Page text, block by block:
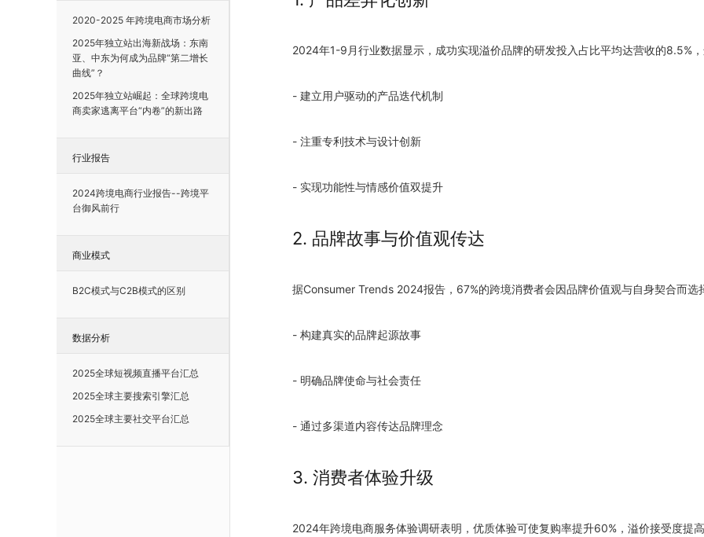
2020-2025 年跨境电商市场分析
2025年独立站出海新战场：东南
亚、中东为何成为品牌“第二增长
曲线”？
2025年独立站崛起：全球跨境电
商卖家逃离平台“内卷”的新出路
行业报告
2024跨境电商行业报告--跨境平
台御风前行
商业模式
B2C模式与C2B模式的区别
数据分析
2025全球短视频直播平台汇总
2025全球主要搜索引擎汇总
2025全球主要社交平台汇总
2024年1-9月行业数据显示，成功实现溢价品牌的研发投入占比平均达营收的8.5%
- 建立用户驱动的产品迭代机制
- 注重专利技术与设计创新
- 实现功能性与情感价值双提升
2. 品牌故事与价值观传达
据Consumer Trends 2024报告，67%的跨境消费者会因品牌价值观与自身契合而选
- 构建真实的品牌起源故事
- 明确品牌使命与社会责任
- 通过多渠道内容传达品牌理念
3. 消费者体验升级
2024年跨境电商服务体验调研表明，优质体验可使复购率提升60%，溢价接受度提